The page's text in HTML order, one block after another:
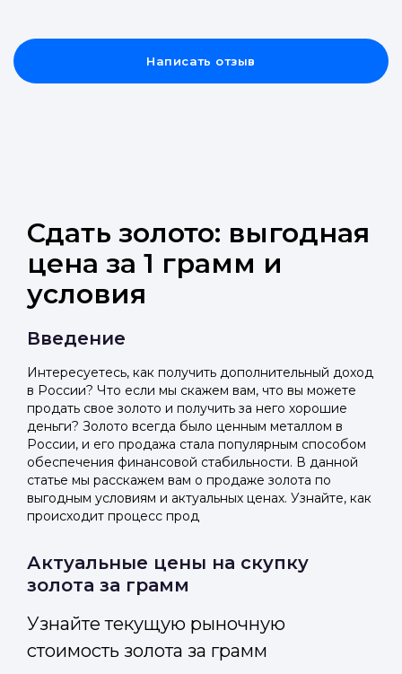
Написать отзыв
Сдать золото: выгодная
цена за 1 грамм и
условия
Введение
Интересуетесь, как получить дополнительный доход
в России? Что если мы скажем вам, что вы можете
продать свое золото и получить за него хорошие
деньги? Золото всегда было ценным металлом в
России, и его продажа стала популярным способом
обеспечения финансовой стабильности. В данной
статье мы расскажем вам о продаже золота по
выгодным условиям и актуальных ценах. Узнайте, как
происходит процесс прод
Актуальные цены на скупку
золота за грамм
Узнайте текущую рыночную
стоимость золота за грамм